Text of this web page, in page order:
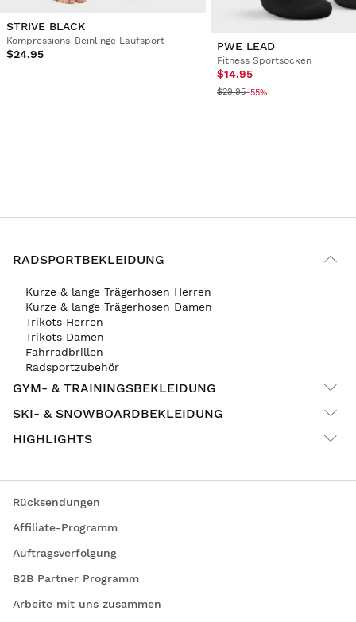
STRIVE BLACK
Kompressions-Beinlinge Laufsport
$24.95
PWE LEAD
Fitness Sportsocken
$14.95
$29.95-55%
RADSPORTBEKLEIDUNG
Kurze & lange Trägerhosen Herren
Kurze & lange Trägerhosen Damen
Trikots Herren
Trikots Damen
Fahrradbrillen
Radsportzubehör
GYM- & TRAININGSBEKLEIDUNG
SKI- & SNOWBOARDBEKLEIDUNG
HIGHLIGHTS
Rücksendungen
Affiliate-Programm
Auftragsverfolgung
B2B Partner Programm
Arbeite mit uns zusammen